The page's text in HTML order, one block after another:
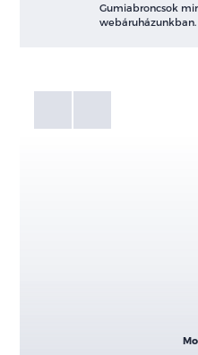
Gumiabroncsok
webáruházunkban.
Galéria